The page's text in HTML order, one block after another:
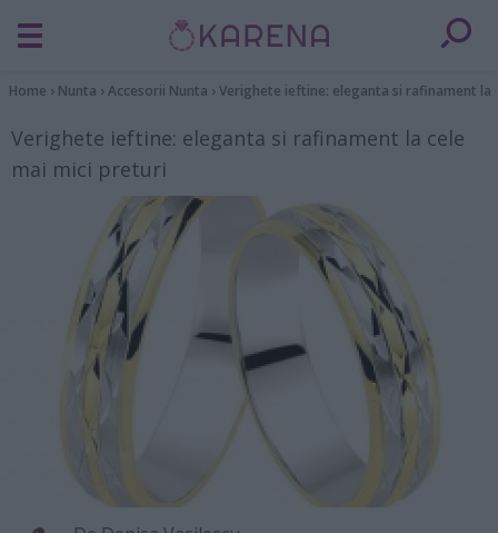
Home › Nunta ›Accesorii Nunta ›Verighete ieftine: eleganta si rafinament la
Verighete ieftine: eleganta si rafinament la cele
mai mici preturi